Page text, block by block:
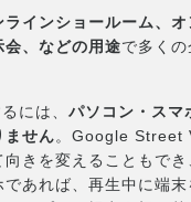
ラインショールーム、
会、などの用途で多く
には、 パソコン・スマ
ません。Google Street
きを変えることもで
あれば、再生中に端末